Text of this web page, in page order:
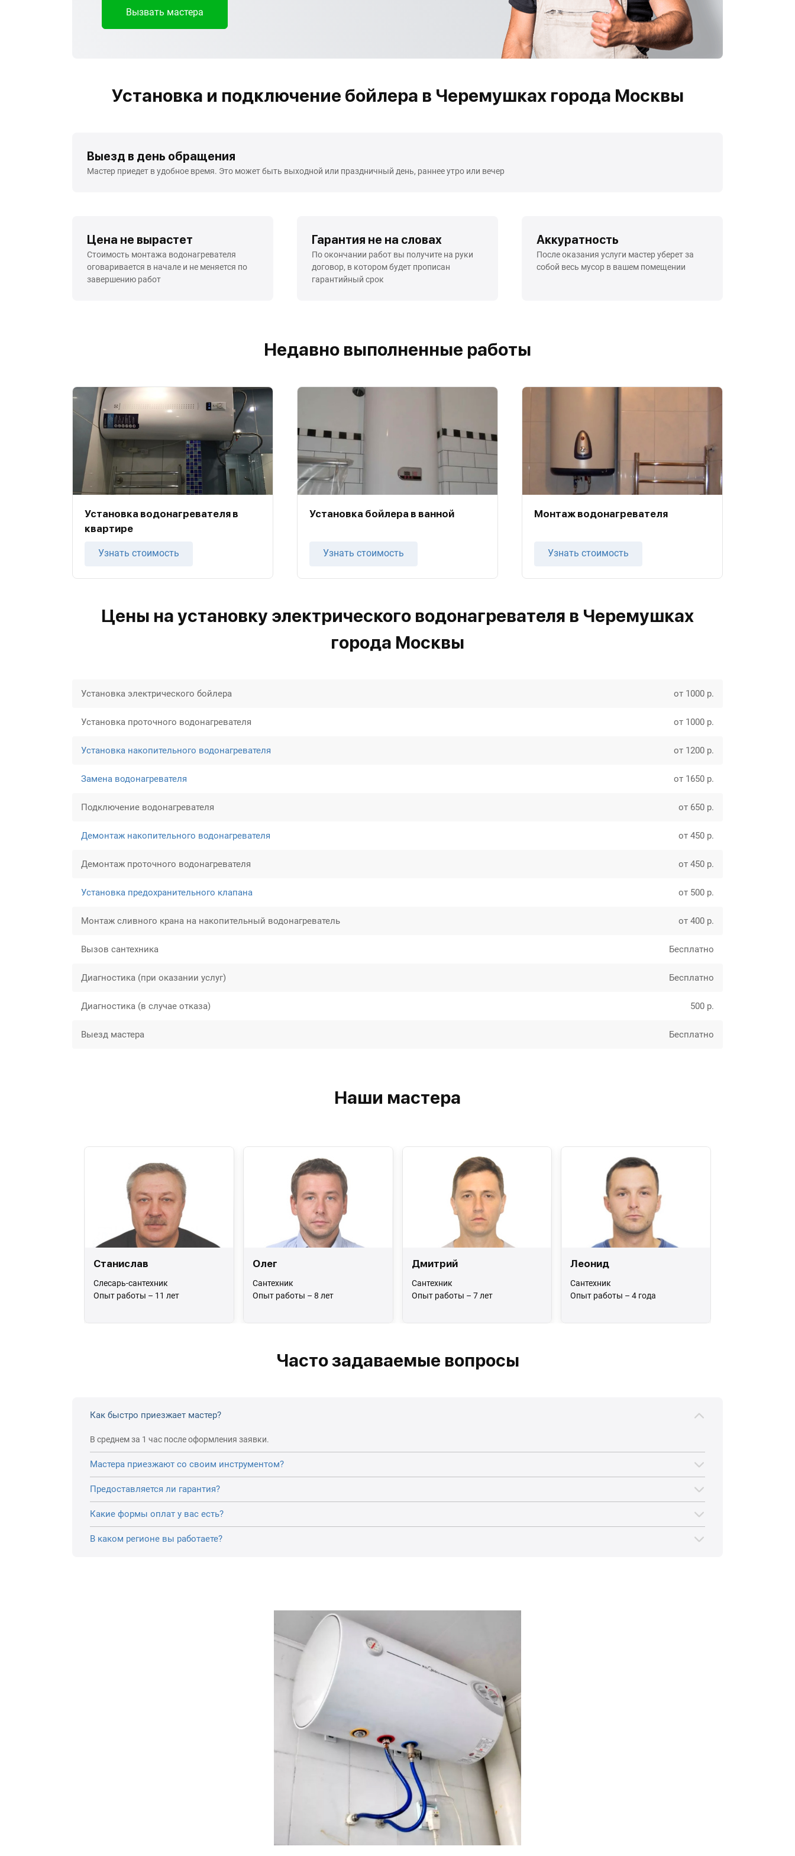
Вызвать мастера
Установка и подключение бойлера в Черемушках города Москвы
Выезд в день обращения
Мастер приедет в удобное время. Это может быть выходной или праздничный день, раннее утро или вечер
Цена не вырастет
Стоимость монтажа водонагревателя
оговаривается в начале и не меняется по
завершению работ
Гарантия не на словах
По окончании работ вы получите на руки
договор, в котором будет прописан
гарантийный срок
Аккуратность
После оказания услуги мастер уберет за
собой весь мусор в вашем помещении
Недавно выполненные работы
Установка водонагревателя в
квартире
Узнать стоимость
Установка бойлера в ванной
Узнать стоимость
Монтаж водонагревателя
Узнать стоимость
Цены на установку электрического водонагревателя в Черемушках
города Москвы
Установка электрического бойлера от 1000 р.
Установка проточного водонагревателя от 1000 р.
Установка накопительного водонагревателя от 1200 р.
Замена водонагревателя от 1650 р.
Подключение водонагревателя от 650 р.
Демонтаж накопительного водонагревателя от 450 р.
Демонтаж проточного водонагревателя от 450 р.
Установка предохранительного клапана от 500 р.
Монтаж сливного крана на накопительный водонагреватель от 400 р.
Вызов сантехника Бесплатно
Диагностика (при оказании услуг) Бесплатно
Диагностика (в случае отказа) 500 р.
Выезд мастера Бесплатно
Наши мастера
Станислав
Слесарь-сантехник
Опыт работы – 11 лет
Олег
Сантехник
Опыт работы – 8 лет
Дмитрий
Сантехник
Опыт работы – 7 лет
Леонид
Сантехник
Опыт работы – 4 года
Часто задаваемые вопросы
Как быстро приезжает мастер?
В среднем за 1 час после оформления заявки.
Мастера приезжают со своим инструментом?
Предоставляется ли гарантия?
Какие формы оплат у вас есть?
В каком регионе вы работаете?